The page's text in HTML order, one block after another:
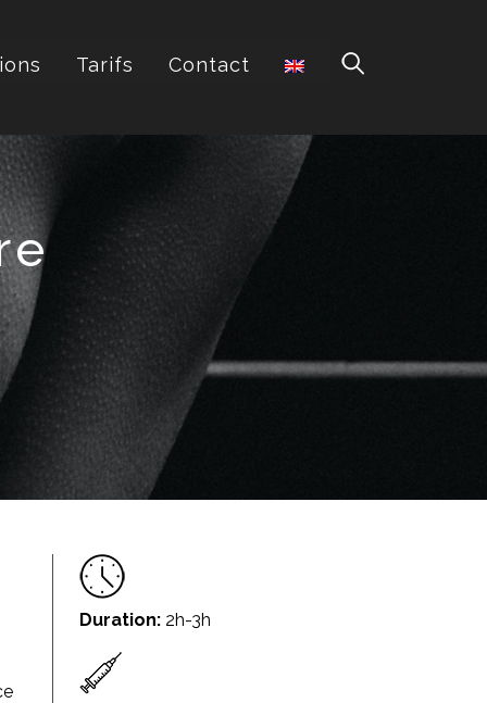
Tarifs Contact
Duration: 2h-3h